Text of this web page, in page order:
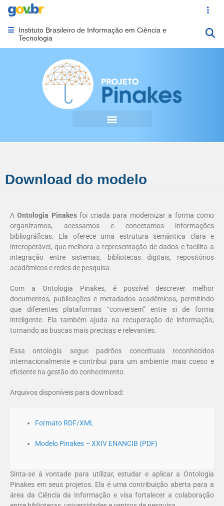
Portal Gov.br
Abrir menu principal de navegação
Instituto Brasileiro de Informação em Ciência e
Tecnologia
Download do modelo
AOntologia Pinakesfoi criada para modernizar a forma como
organizamos, acessamos e conectamos informações
bibliográficas. Ela oferece uma estrutura semântica clara e
interoperável, que melhora a representação de dados e facilita a
integração entre sistemas, bibliotecas digitais, repositórios
acadêmicos e redes de pesquisa.
Com a Ontologia Pinakes, é possível descrever melhor
documentos, publicações e metadados acadêmicos, permitindo
que diferentes plataformas “conversem” entre si de forma
inteligente. Ela também ajuda na recuperação de informação,
tornando as buscas mais precisas e relevantes.
Essa ontologia segue padrões conceituais reconhecidos
internacionalmente e contribui para um ambiente mais coeso e
eficiente na gestão do conhecimento.
Arquivos disponíveis para download:
Formato RDF/XML
Modelo Pinakes – XXIV ENANCIB (PDF)
Sinta-se à vontade para utilizar, estudar e aplicar a Ontologia
Pinakes em seus projetos. Ela é uma contribuição aberta para a
área da Ciência da Informação e visa fortalecer a colaboração